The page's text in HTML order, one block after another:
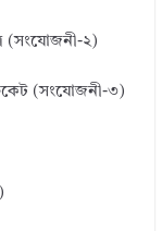
(সংযোজনী-২)
(সংযোজনী-৩)